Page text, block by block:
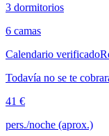
3 dormitorios
6 camas
Calendario verificado
Todavía no se te
41 €
pers./noche (aprox.)